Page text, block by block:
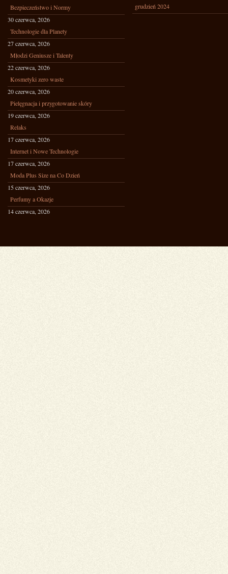
Bezpieczeństwo i Normy
30 czerwca, 2026
Technologie dla Planety
27 czerwca, 2026
Młodzi Geniusze i Talenty
22 czerwca, 2026
Kosmetyki zero waste
20 czerwca, 2026
Pielęgnacja i przygotowanie skóry
19 czerwca, 2026
Relaks
17 czerwca, 2026
Internet i Nowe Technologie
17 czerwca, 2026
Moda Plus Size na Co Dzień
15 czerwca, 2026
Perfumy a Okazje
14 czerwca, 2026
grudzień 2024